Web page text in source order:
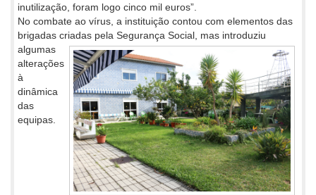
inutilização, foram logo cinco mil euros”.
No combate ao vírus, a instituição contou com elementos das
brigadas criadas pela Segurança Social, mas introduziu
algumas
alterações
à
dinâmica
das
equipas.